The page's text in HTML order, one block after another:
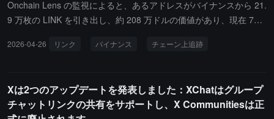
Onchain Lens の監視によると、あるアドレスがバイナンスから 21.
9 万枚の LINK を引き出し、約 208 万ドルの価値があり、現在 78.5
2026-04-26 リンク バイナンス チェーン上追跡
Xは2つのアップデートを発表しました：XChatはグループ
チャットリンクの共有をサポートし、X Communitiesは正